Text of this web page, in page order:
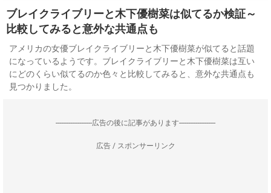
ブレイクライブリーと木下優樹菜は似てるか検証～
比較してみると意外な共通点も
アメリカの女優ブレイクライブリーと木下優樹菜が似てると話題
になっているようです。ブレイクライブリーと木下優樹菜は互い
にどのくらい似てるのか色々と比較してみると、意外な共通点も
見つかりました。
--------------------広告の後に記事があります--------------------
広告 / スポンサーリンク